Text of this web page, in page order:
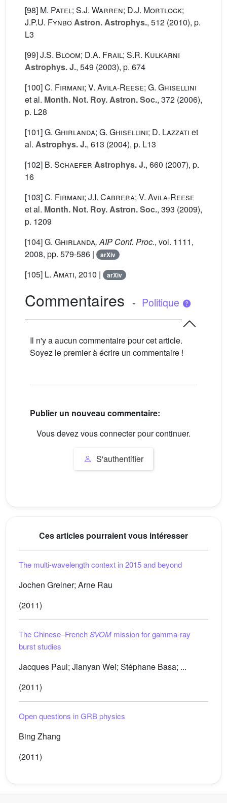
[98] M. Patel; S.J. Warren; D.J. Mortlock;
J.P.U. FynboAstron. Astrophys., 512 (2010), p.
L3
[99]J.S. Bloom; D.A. Frail; S.R. Kulkarni
Astrophys. J., 549 (2003), p. 674
[100]C. Firmani; V. Avila-Reese; G. Ghisellini
et al. Month. Not. Roy. Astron. Soc., 372 (2006),
p. L28
[101]G. Ghirlanda; G. Ghisellini; D. Lazzati et
al. Astrophys. J., 613 (2004), p. L13
[102] B. Schaefer Astrophys. J., 660 (2007), p.
16
[103]C. Firmani; J.I. Cabrera; V. Avila-Reese
et al. Month. Not. Roy. Astron. Soc., 393 (2009),
p. 1209
[104]G. Ghirlanda, AIP Conf. Proc., vol. 1111,
2008, pp. 579-586 |
arXiv
[105] L. Amati, 2010 | arXiv
Commentaires - Politique
Il n'y a aucun commentaire pour cet article.
Soyez le premier à écrire un commentaire !
Publier un nouveau commentaire:
Vous devez vous connecter pour continuer.
S'authentifier
Ces articles pourraient vous intéresser
The multi-wavelength context in 2015 and beyond
Jochen Greiner; Arne Rau
(2011)
The Chinese–FrenchSVOM mission for gamma-ray
burst studies
Jacques Paul; Jianyan Wei; Stéphane Basa; ...
(2011)
Open questions in GRB physics
Bing Zhang
(2011)